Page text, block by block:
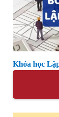
Khóa học